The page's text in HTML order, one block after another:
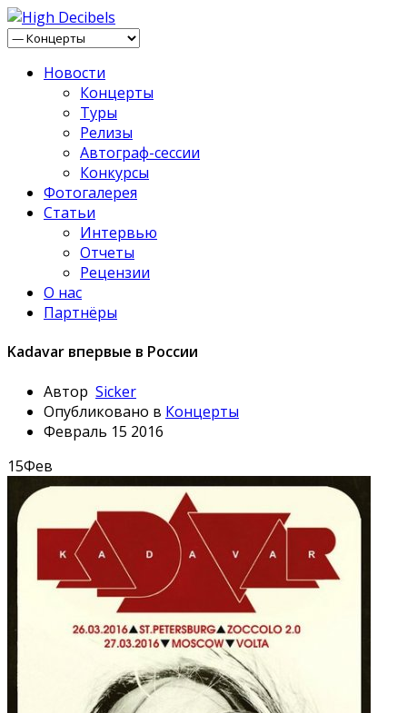
Новости
Концерты
Туры
Релизы
Автограф-сессии
Конкурсы
Фотогалерея
Статьи
Интервью
Отчеты
Рецензии
О нас
Партнёры
Kadavar впервые в России
Автор Sicker
Опубликовано в Концерты
Февраль 15 2016
15Фев